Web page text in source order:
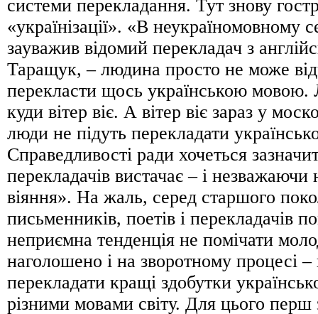
системи перекладання. Тут знову
«українізації». «В неукраїномовному
зауважив відомий перекладач з
Таращук, – людина просто не може
перекласти щось українською мовою.
куди вітер віє. А вітер віє зараз у
люди не підуть перекладати
Справедливості ради хочеться
перекладачів вистачає – і незважаючи
віяння». На жаль, серед старшого
письменників, поетів і перекладачів
неприємна тенденція не помічати
наголошено і на зворотному процесі –
перекладати кращі здобутки
різними мовами світу. Для цього перш